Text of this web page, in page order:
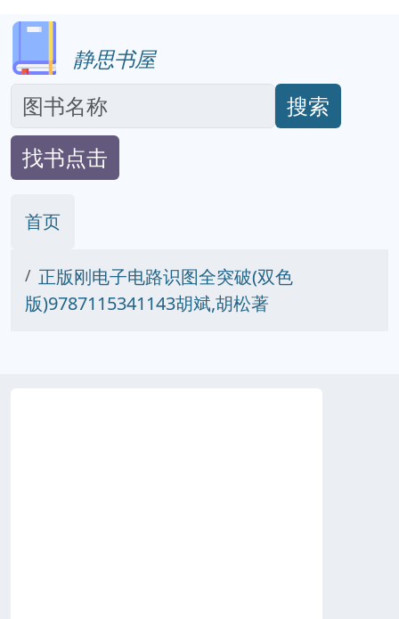
静思书屋
搜索
找书点击
首页
正版刚电子电路识图全突破(双色
版)9787115341143胡斌,胡松著